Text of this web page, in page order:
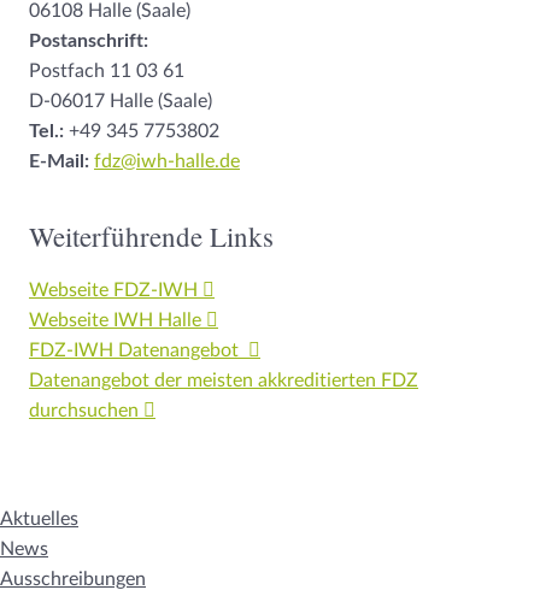
06108 Halle (Saale)
Postanschrift:
Postfach 11 03 61
D-06017 Halle (Saale)
Tel.: +49 345 7753802
E-Mail: fdz@iwh-halle.de
Weiterführende Links
Webseite FDZ-IWH
Webseite IWH Halle
FDZ-IWH Datenangebot
Datenangebot der meisten akkreditierten FDZ
durchsuchen
Aktuelles
News
Ausschreibungen